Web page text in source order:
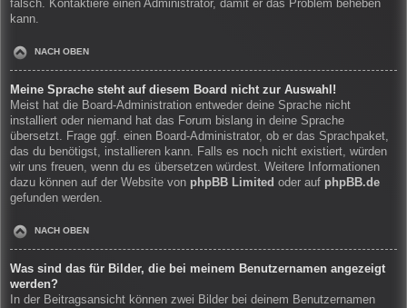
falsch. Kontaktiere einen Administrator, damit er das Problem beheben
kann.
NACH OBEN
Meine Sprache steht auf diesem Board nicht zur Auswahl!
Meist hat die Board-Administration entweder deine Sprache nicht
installiert oder niemand hat das Forum bislang in deine Sprache
übersetzt. Frage ggf. einen Board-Administrator, ob er das Sprachpaket,
das du benötigst, installieren kann. Falls es noch nicht existiert, würden
wir uns freuen, wenn du es übersetzen würdest. Weitere Informationen
dazu können auf der Website von phpBB Limited oder auf phpBB.de
gefunden werden.
NACH OBEN
Was sind das für Bilder, die bei meinem Benutzernamen angezeigt
werden?
In der Beitragsansicht können zwei Bilder bei deinem Benutzernamen